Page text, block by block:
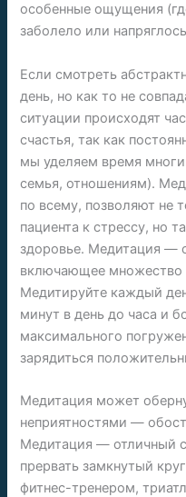
особенные ощущения
заболело или
Если смотреть
день, но как то не
ситуации происходят
счастья, так как
мы уделяем время
семья, отношениям).
по всему, позволяют не
пациента к стрессу, но
здоровье. Медитация —
включающее множество
Медитируйте каждый
минут в день до часа и
максимального
зарядиться
Медитация может
неприятностями —
Медитация — отличный
прервать замкнутый
фитнес-тренером,